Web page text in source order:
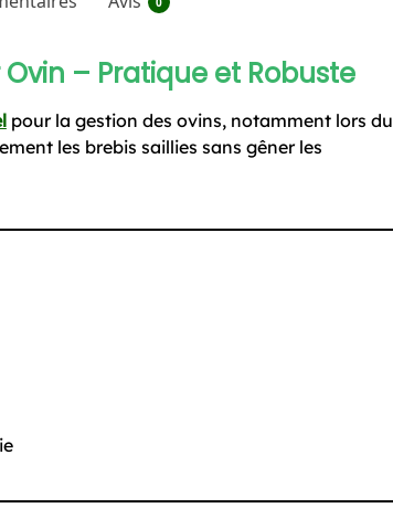
– Pratique et Robuste
pour la gestion des ovins, notamment lors du
les brebis saillies sans gêner les